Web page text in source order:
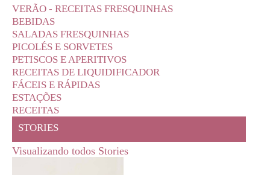
VERÃO - RECEITAS FRESQUINHAS
BEBIDAS
SALADAS FRESQUINHAS
PICOLÉS E SORVETES
PETISCOS E APERITIVOS
RECEITAS DE LIQUIDIFICADOR
FÁCEIS E RÁPIDAS
ESTAÇÕES
RECEITAS
STORIES
Visualizando todos Stories